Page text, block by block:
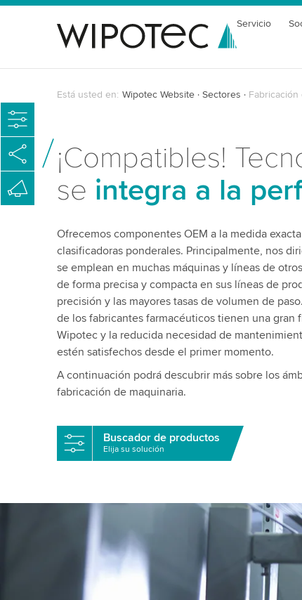
Servicio
Está usted en: Wipotec Website Sectores Fabricación
¡Compatibles!
se integra a la
Ofrecemos componentes OEM a la medida
clasificadoras ponderales. Principalmente, nos
se emplean en muchas máquinas y líneas de
de forma precisa y compacta en sus líneas de
precisión y las mayores tasas de volumen de
de los fabricantes farmacéuticos tienen una
Wipotec y la reducida necesidad de
estén satisfechos desde el primer momento.
A continuación podrá descubrir más sobre los
fabricación de maquinaria.
Buscador de productos
Elija su solución